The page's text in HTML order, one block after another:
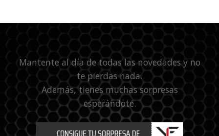
Mantente al día de todas las novedades y no
te pierdas nada.
Además, tienes muchas sorpresas
esperándote.